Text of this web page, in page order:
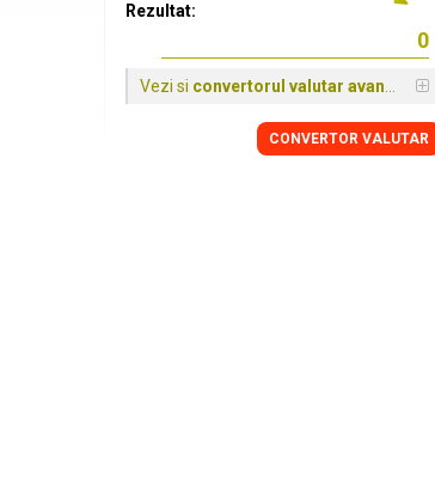
Rezultat:
Vezi si convertorul valutar avansat
CONVERTOR VALUTAR